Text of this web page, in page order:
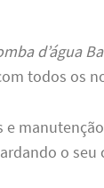
d’água
todos os
o